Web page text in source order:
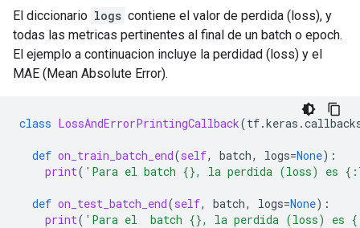
El diccionario logs contiene el valor de perdida (loss), y
todas las metricas pertinentes al final de un batch o epoch.
El ejemplo a continuacion incluye la perdidad (loss) y el
MAE (Mean Absolute Error).
class LossAndErrorPrintingCallback(tf.keras .
def on_train_batch_end(self, batch, logs=None):
print( 'Para el batch {}, la perdida (loss) es
def on_test_batch_end(self, batch, logs=None):
print( 'Para el  batch {}, la perdida (loss) es